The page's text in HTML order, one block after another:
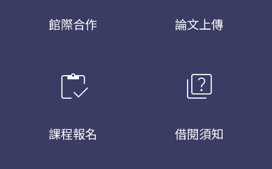
館際合作 論文上傳
inventory
課程報名
quiz
借閱須知